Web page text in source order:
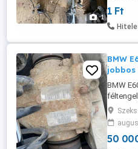
1 1 Ft
BMW
jobbos
BMW
50